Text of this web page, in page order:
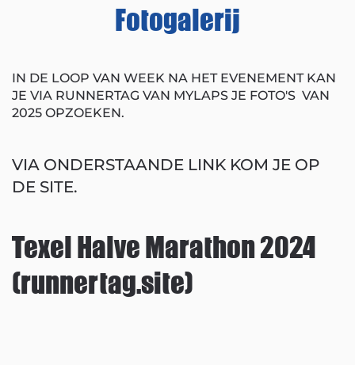
Fotogalerij
IN DE LOOP VAN WEEK NA HET EVENEMENT KAN
JE VIA RUNNERTAG VAN MYLAPS JE FOTO'S VAN
2025 OPZOEKEN.
VIA ONDERSTAANDE LINK KOM JE OP
DE SITE.
Texel Halve Marathon 2024
(runnertag.site)